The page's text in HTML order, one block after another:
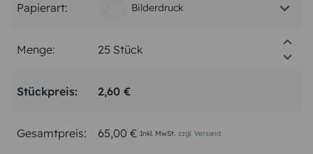
Papierart: Bilderdruck
Menge:
Stückpreis: 2,60 €
Gesamtpreis: 65,00 € Inkl. MwSt. zzgl. Versand